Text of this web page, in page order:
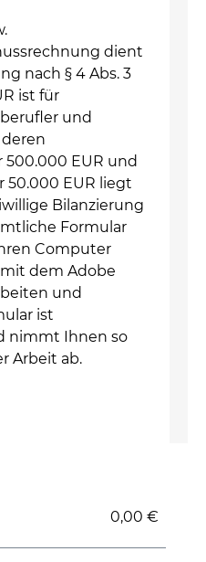
dient
nach § 4 Abs. 3
ist für
und
EUR und
50.000 EUR liegt
Bilanzierung
Formular
Computer
dem Adobe
und
ist
nimmt Ihnen so
Arbeit ab.
0,00 €